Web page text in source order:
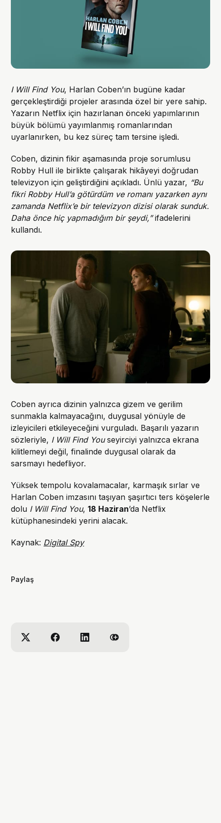
I Will Find You, Harlan Coben’ın bugüne kadar
gerçekleştirdiği projeler arasında özel bir yere sahip.
Yazarın Netflix için hazırlanan önceki yapımlarının
büyük bölümü yayımlanmış romanlarından
uyarlanırken, bu kez süreç tam tersine işledi.
Coben, dizinin fikir aşamasında proje sorumlusu
Robby Hull ile birlikte çalışarak hikâyeyi doğrudan
televizyon için geliştirdiğini açıkladı. Ünlü yazar, “Bu
fikri Robby Hull’a götürdüm ve romanı yazarken aynı
zamanda Netflix’e bir televizyon dizisi olarak sunduk.
Daha önce hiç yapmadığım bir şeydi,”ifadelerini
kullandı.
Coben ayrıca dizinin yalnızca gizem ve gerilim
sunmakla kalmayacağını, duygusal yönüyle de
izleyicileri etkileyeceğini vurguladı. Başarılı yazarın
sözleriyle, I Will Find Youseyirciyi yalnızca ekrana
kilitlemeyi değil, finalinde duygusal olarak da
sarsmayı hedefliyor.
Yüksek tempolu kovalamacalar, karmaşık sırlar ve
Harlan Coben imzasını taşıyan şaşırtıcı ters köşelerle
dolu I Will Find You,18 Haziran’da Netflix
kütüphanesindeki yerini alacak.
Kaynak: Digital Spy
Paylaş